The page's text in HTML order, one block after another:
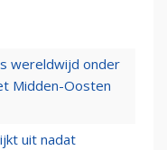
wereldwijd onder
Midden-Oosten
uit nadat